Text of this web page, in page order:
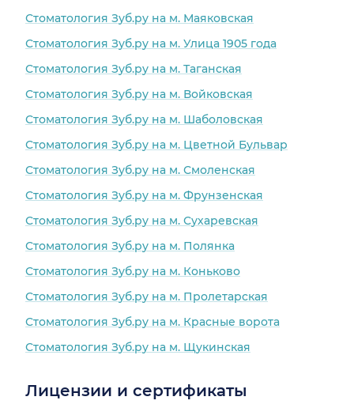
Стоматология Зуб.ру на м. Маяковская
Стоматология Зуб.ру на м. Улица 1905 года
Стоматология Зуб.ру на м. Таганская
Стоматология Зуб.ру на м. Войковская
Стоматология Зуб.ру на м. Шаболовская
Стоматология Зуб.ру на м. Цветной Бульвар
Стоматология Зуб.ру на м. Смоленская
Стоматология Зуб.ру на м. Фрунзенская
Стоматология Зуб.ру на м. Сухаревская
Стоматология Зуб.ру на м. Полянка
Стоматология Зуб.ру на м. Коньково
Стоматология Зуб.ру на м. Пролетарская
Стоматология Зуб.ру на м. Красные ворота
Стоматология Зуб.ру на м. Щукинская
Лицензии и сертификаты